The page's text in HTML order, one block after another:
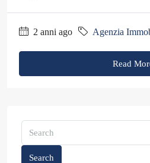
2 anni ago Agenzia
Read
Search